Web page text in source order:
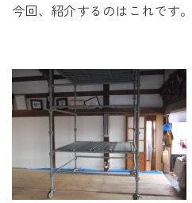
今回、紹介するのはこれです。